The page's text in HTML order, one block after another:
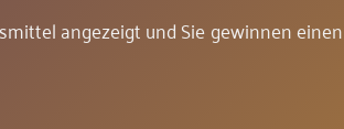
angezeigt und Sie gewinnen einen